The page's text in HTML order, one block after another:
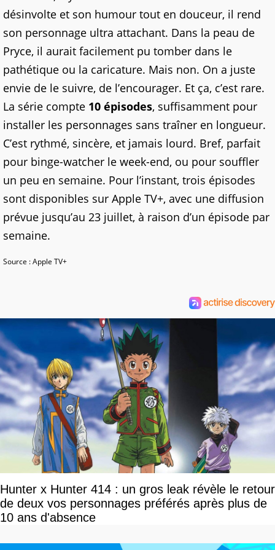
désinvolte et son humour tout en douceur, il rend
son personnage ultra attachant. Dans la peau de
Pryce, il aurait facilement pu tomber dans le
pathétique ou la caricature. Mais non. On a juste
envie de le suivre, de l’encourager. Et ça, c’est rare.
La série compte 10 épisodes, suffisamment pour
installer les personnages sans traîner en longueur.
C’est rythmé, sincère, et jamais lourd. Bref, parfait
pour binge-watcher le week-end, ou pour souffler
un peu en semaine. Pour l’instant, trois épisodes
sont disponibles sur Apple TV+, avec une diffusion
prévue jusqu’au 23 juillet, à raison d’un épisode par
semaine.
Source : Apple TV+
Hunter x Hunter 414 : un gros leak révèle le retour
de deux vos personnages préférés après plus de
10 ans d'absence